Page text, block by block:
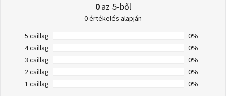
0az 5-ből
0 értékelés alapján
5 csillag
0%
4 csillag
0%
3 csillag
0%
2 csillag
0%
1 csillag
0%